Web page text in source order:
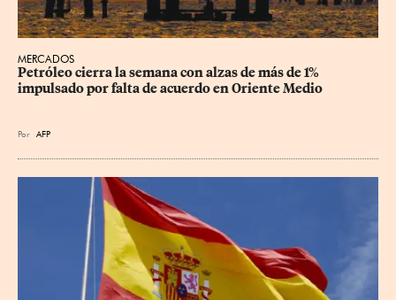
MERCADOS
Petróleo cierra la semana con alzas de más de 1%
impulsado por falta de acuerdo en Oriente Medio
Por AFP